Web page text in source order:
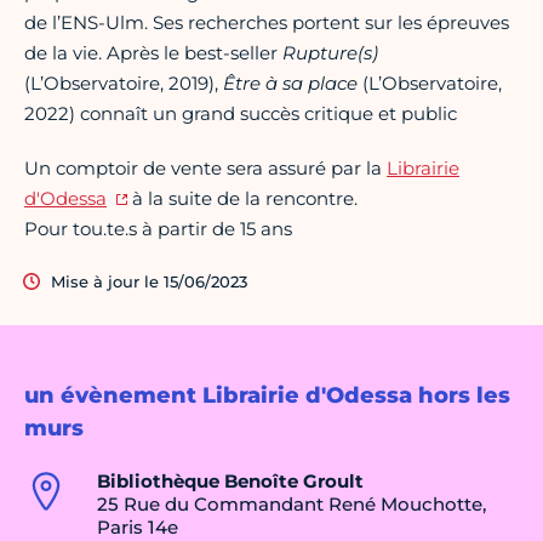
un évènement Librairie d'Odessa hors les
murs
Bibliothèque Benoîte Groult
25 Rue du Commandant René Mouchotte,
Paris 14e
de l’ENS-Ulm. Ses recherches portent sur les épreuves
de la vie. Après le best-seller Rupture(s)
(L’Observatoire, 2019), Être à sa place (L’Observatoire,
2022) connaît un grand succès critique et public
Un comptoir de vente sera assuré par la Librairie
d'Odessa
à la suite de la rencontre.
Pour tou.te.s à partir de 15 ans
Mise à jour le 15/06/2023